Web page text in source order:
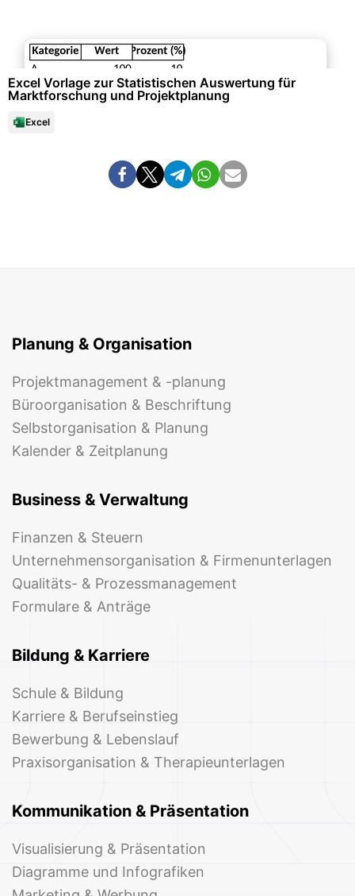
Excel Vorlage zur Statistischen Auswertung für
Marktforschung und Projektplanung
Excel
Planung & Organisation
Projektmanagement & -planung
Büroorganisation & Beschriftung
Selbstorganisation & Planung
Kalender & Zeitplanung
Business & Verwaltung
Finanzen & Steuern
Unternehmensorganisation & Firmenunterlagen
Qualitäts- & Prozessmanagement
Formulare & Anträge
Bildung & Karriere
Schule & Bildung
Karriere & Berufseinstieg
Bewerbung & Lebenslauf
Praxisorganisation & Therapieunterlagen
Kommunikation & Präsentation
Visualisierung & Präsentation
Diagramme und Infografiken